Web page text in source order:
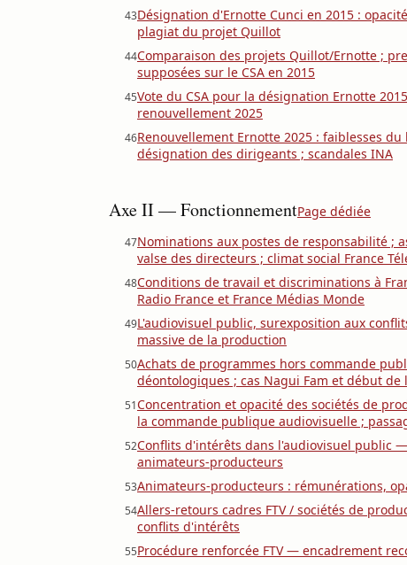
43Désignation d'Ernotte Cunci en 2015 :
plagiat du projet Quillot
44Comparaison des projets Quillot/Ernotte ;
supposées sur le CSA en 2015
45Vote du CSA pour la désignation Ernotte
renouvellement 2025
46Renouvellement Ernotte 2025 : faiblesses
désignation des dirigeants ; scandales INA
Axe II — FonctionnementPage dédiée
47Nominations aux postes de responsabilité ;
valse des directeurs ; climat social France
48Conditions de travail et discriminations à
Radio France et France Médias Monde
49L'audiovisuel public, surexposition aux
massive de la production
50Achats de programmes hors commande
déontologiques ; cas Nagui Fam et début de
51Concentration et opacité des sociétés de
la commande publique audiovisuelle ;
52Conflits d'intérêts dans l'audiovisuel public —
animateurs-producteurs
53Animateurs-producteurs : rémunérations,
54Allers-retours cadres FTV / sociétés de
conflits d'intérêts
55Procédure renforcée FTV — encadrement